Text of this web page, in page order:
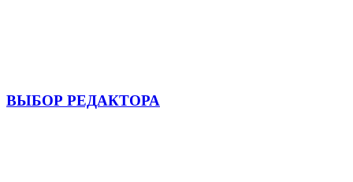
ВЫБОР РЕДАКТОРА